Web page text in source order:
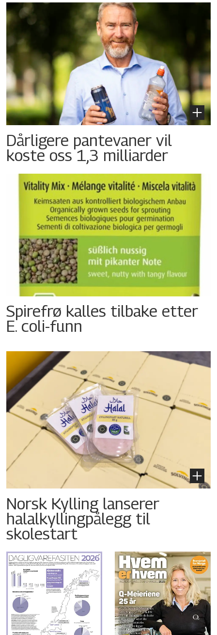
Dårligere pantevaner vil
koste oss 1,3 milliarder
Spirefrø kalles tilbake etter
E. coli-funn
Norsk Kylling lanserer
halalkyllingpålegg til
skolestart